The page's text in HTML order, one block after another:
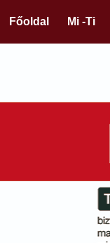
Főoldal Mi -Ti